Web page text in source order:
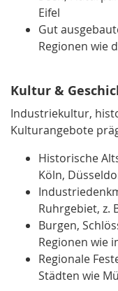
Eifel
Gut
Regionen wie
Kultur &
Industriekultur,
Kulturangebote
Historische
Köln,
Ruhrgebiet, z.
Burgen,
Regionen wie
Regionale
Städten wie